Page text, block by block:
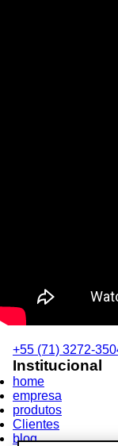
+55 (71) 3272-
Institucional
home
empresa
produtos
Clientes
blog